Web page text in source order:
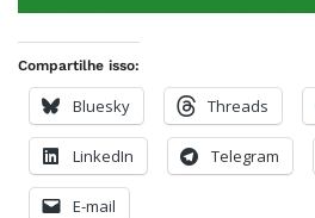
Compartilhe isso:
Bluesky Threads
LinkedIn Telegram
E-mail